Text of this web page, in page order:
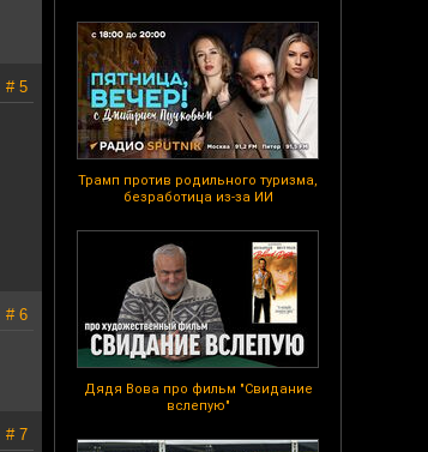
Трамп против родильного туризма,
безработица из-за ИИ
Дядя Вова про фильм "Свидание
вслепую"
# 5
# 6
# 7